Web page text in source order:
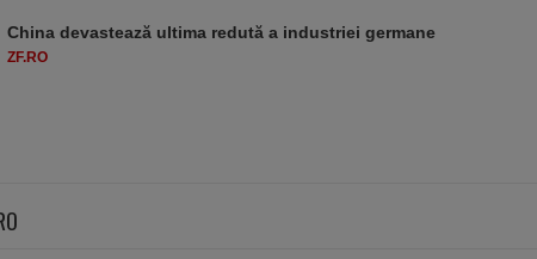
China devastează ultima redută a industriei germane
ZF.RO